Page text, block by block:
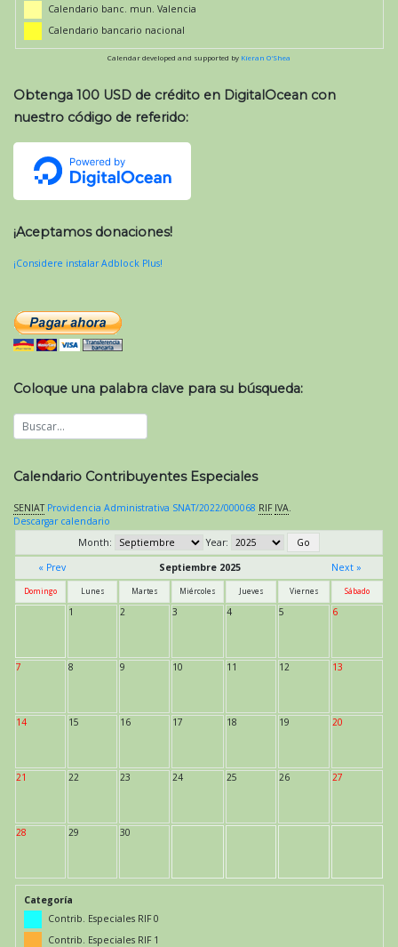
Calendario banc. mun. Valencia
Calendario bancario nacional
Calendar developed and supported by Kieran O'Shea
Obtenga 100 USD de crédito en DigitalOcean con
nuestro código de referido:
¡Aceptamos donaciones!
¡Considere instalar Adblock Plus!
Coloque una palabra clave para su búsqueda:
Calendario Contribuyentes Especiales
SENIAT Providencia Administrativa SNAT/2022/000068 RIF IVA.
Descargar calendario
Month:
Year:
« Prev
Septiembre 2025 Next »
Domingo Lunes Martes Miércoles Jueves Viernes Sábado
1 2 3 4 5 6
7 8 9 10 11 12 13
14 15 16 17 18 19 20
21 22 23 24 25 26 27
28 29 30
Categoría
Contrib. Especiales RIF 0
Contrib. Especiales RIF 1